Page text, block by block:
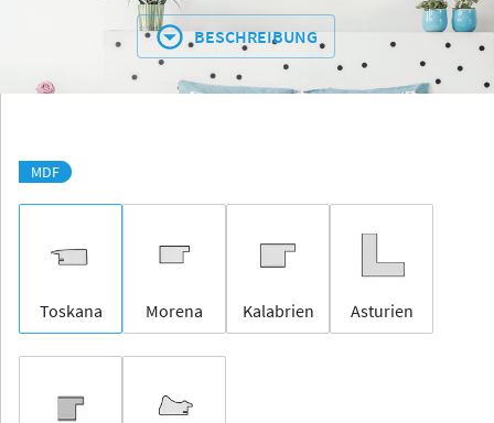
BESCHREIBUNG
MDF
Toskana Morena Kalabrien Asturien